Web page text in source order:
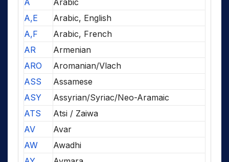
A,E
Arabic, English
A,F
Arabic, French
AR
Armenian
ARO
Aromanian/Vlach
ASS
Assamese
ASY
Assyrian/Syriac/Neo-Aramaic
ATS
Atsi / Zaiwa
AV
Avar
AW
Awadhi